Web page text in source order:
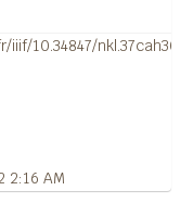
iiif/10.34847/
2:16 AM